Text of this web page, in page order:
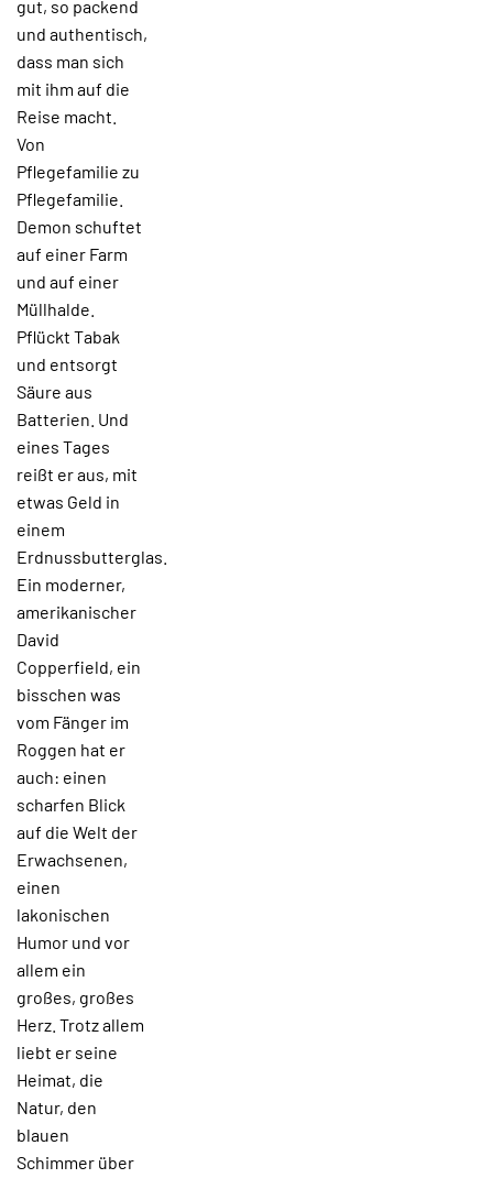
gut, so packend
und authentisch,
dass man sich
mit ihm auf die
Reise macht.
Von
Pflegefamilie zu
Pflegefamilie.
Demon schuftet
auf einer Farm
und auf einer
Müllhalde.
Pflückt Tabak
und entsorgt
Säure aus
Batterien. Und
eines Tages
reißt er aus, mit
etwas Geld in
einem
Erdnussbutterglas.
Ein moderner,
amerikanischer
David
Copperfield, ein
bisschen was
vom Fänger im
Roggen hat er
auch: einen
scharfen Blick
auf die Welt der
Erwachsenen,
einen
lakonischen
Humor und vor
allem ein
großes, großes
Herz. Trotz allem
liebt er seine
Heimat, die
Natur, den
blauen
Schimmer über